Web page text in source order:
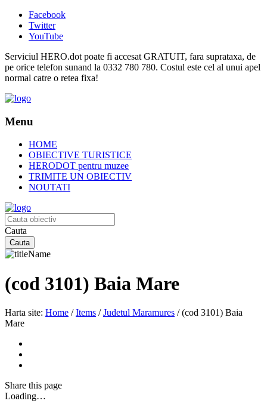
Facebook
Twitter
YouTube
Serviciul HERO.dot poate fi accesat GRATUIT, fara suprataxa, de
pe orice telefon sunand la 0332 780 780. Costul este cel al unui apel
normal catre o retea fixa!
Menu
HOME
OBIECTIVE TURISTICE
HERODOT pentru muzee
TRIMITE UN OBIECTIV
NOUTATI
Cauta
(cod 3101) Baia Mare
Harta site: Home / Items / Judetul Maramures / (cod 3101) Baia
Mare
Share this page
Loading…